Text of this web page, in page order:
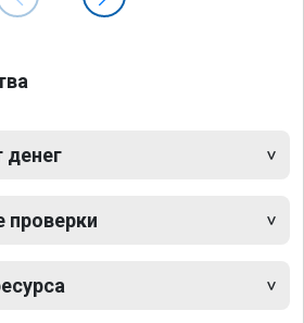
денег
проверки